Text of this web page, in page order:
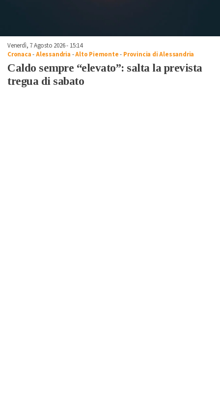
Venerdì, 7 Agosto 2026 - 15:14
Cronaca-Alessandria -Alto Piemonte- Provincia di Alessandria
Caldo sempre “elevato”: salta la prevista
tregua di sabato